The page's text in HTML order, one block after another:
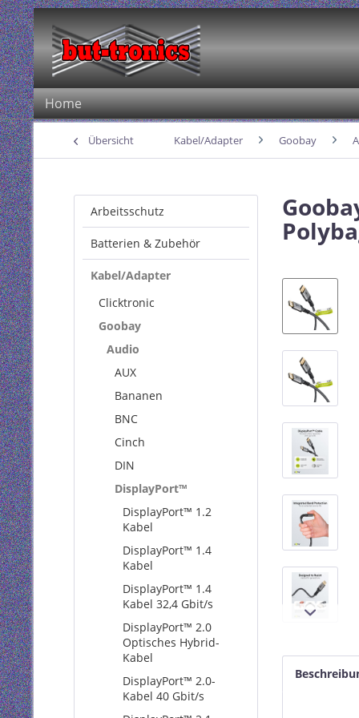
Home
Übersicht Kabel/Adapter Goobay
Arbeitsschutz
Batterien & Zubehör
Kabel/Adapter
Clicktronic
Goobay
Audio
AUX
Bananen
BNC
Cinch
DIN
DisplayPort™
DisplayPort™ 1.2
Kabel
DisplayPort™ 1.4
Kabel
DisplayPort™ 1.4
Kabel 32,4 Gbit/s
DisplayPort™ 2.0
Optisches Hybrid-
Kabel
DisplayPort™ 2.0-
Kabel 40 Gbit/s